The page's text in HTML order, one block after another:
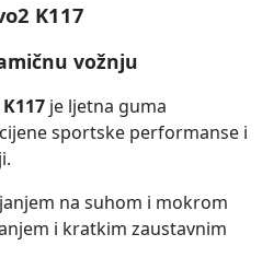
K117
vožnju
je ljetna guma
sportske performanse i
na suhom i mokrom
i kratkim zaustavnim